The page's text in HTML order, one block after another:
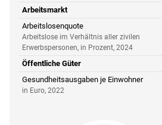
Arbeitsmarkt
Arbeitslosenquote
Arbeitslose im Verhältnis aller zivilen
Erwerbspersonen, in Prozent, 2024
Öffentliche Güter
Gesundheitsausgaben je Einwohner
in Euro, 2022